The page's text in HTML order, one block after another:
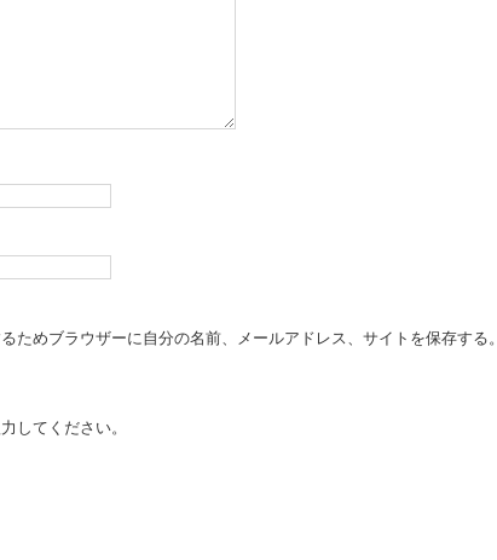
ためブラウザーに自分の名前、メールアドレス、サイトを保存する。
してください。